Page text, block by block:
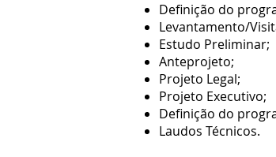
Definição do
Levantamento/
Estudo Preliminar;
Anteprojeto;
Projeto Legal;
Projeto Executivo;
Definição do
Laudos Técnicos.